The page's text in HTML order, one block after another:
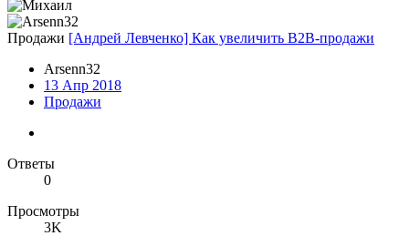
Продажи [Андрей Левченко] Как увеличить В2В-продажи
Arsenn32
13 Апр 2018
Продажи
Ответы
0
Просмотры
3K